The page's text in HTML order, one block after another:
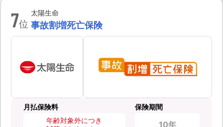
7位
太陽生命
事故割増死亡保険
月払保険料
年齢対象外につき
保険期間
10年